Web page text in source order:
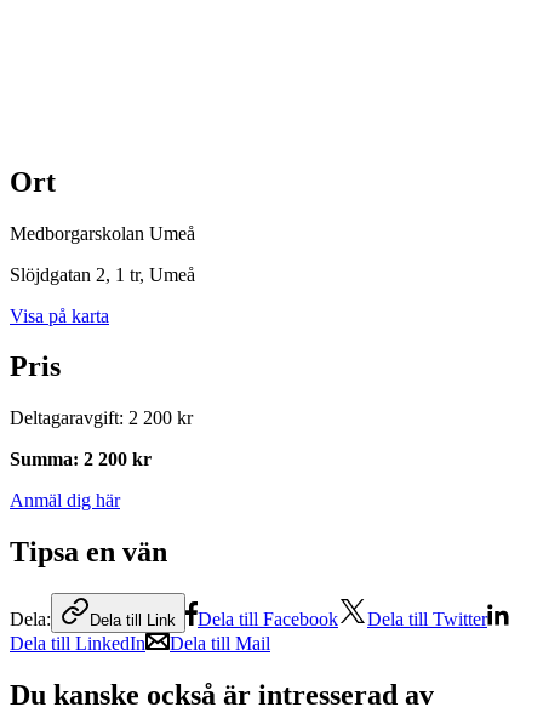
Ort
Medborgarskolan Umeå
Slöjdgatan 2, 1 tr, Umeå
Visa på karta
Pris
Deltagaravgift: 2 200 kr
Summa: 2 200 kr
Anmäl dig här
Tipsa en vän
Dela: Dela till Link Dela till Facebook
Dela till Twitter
Dela till LinkedIn
Dela till Mail
Du kanske också är intresserad av